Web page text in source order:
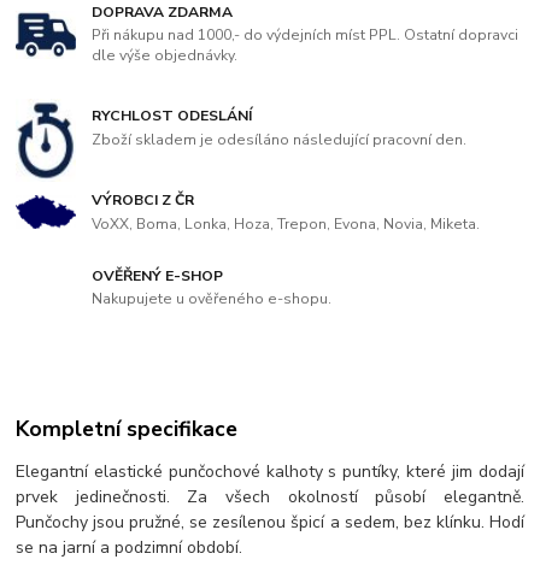
DOPRAVA ZDARMA
Při nákupu nad 1000,- do výdejních míst PPL. Ostatní dopravci
dle výše objednávky.
RYCHLOST ODESLÁNÍ
Zboží skladem je odesíláno následující pracovní den.
VÝROBCI Z ČR
VoXX, Boma, Lonka, Hoza, Trepon, Evona, Novia, Miketa.
OVĚŘENÝ E-SHOP
Nakupujete u ověřeného e-shopu.
Kompletní specifikace
Elegantní elastické punčochové kalhoty s puntíky, které jim dodají
prvek jedinečnosti. Za všech okolností působí elegantně.
Punčochy jsou pružné, se zesílenou špicí a sedem, bez klínku. Hodí
se na jarní a podzimní období.